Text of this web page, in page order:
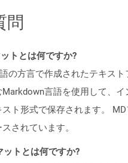
問
トとは何ですか?
の方言で作成されたテキス
Markdown言語を使用して、
ト形式で保存されます。
されています。
ットとは何ですか?